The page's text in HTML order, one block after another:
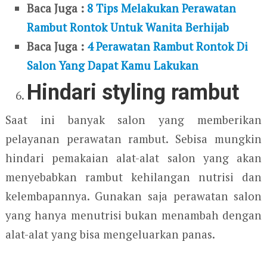
Baca Juga : 8 Tips Melakukan Perawatan
Rambut Rontok Untuk Wanita Berhijab
Baca Juga : 4 Perawatan Rambut Rontok Di
Salon Yang Dapat Kamu Lakukan
Hindari styling rambut
Saat ini banyak salon yang memberikan
pelayanan perawatan rambut. Sebisa mungkin
hindari pemakaian alat-alat salon yang akan
menyebabkan rambut kehilangan nutrisi dan
kelembapannya. Gunakan saja perawatan salon
yang hanya menutrisi bukan menambah dengan
alat-alat yang bisa mengeluarkan panas.